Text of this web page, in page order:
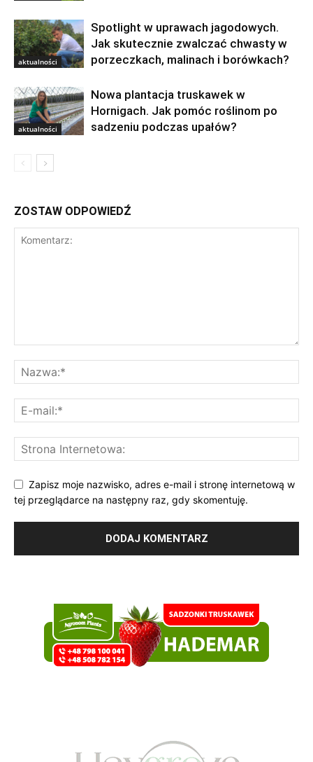
aktualności
Spotlight w uprawach jagodowych.
Jak skutecznie zwalczać chwasty w
porzeczkach, malinach i borówkach?
aktualności
Nowa plantacja truskawek w
Hornigach. Jak pomóc roślinom po
sadzeniu podczas upałów?
ZOSTAW ODPOWIEDŹ
Zapisz moje nazwisko, adres e-mail i stronę internetową w
tej przeglądarce na następny raz, gdy skomentuję.